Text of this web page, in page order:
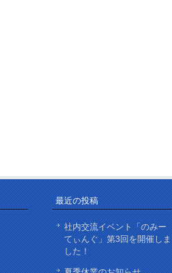
最近の投稿
社内交流イベント「のみー
てぃんぐ」第3回を開催しま
した！